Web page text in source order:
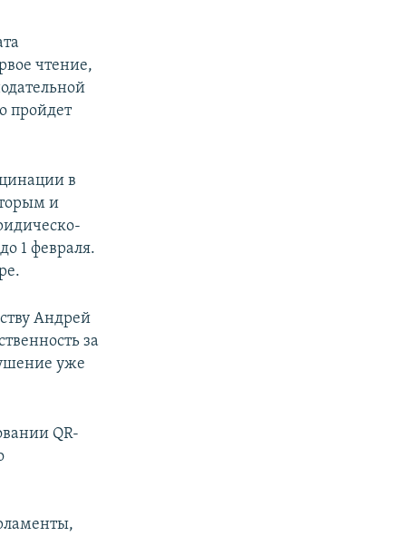
чтение,
пройдет
в
и
1 февраля.
Андрей
за
уже
QR-